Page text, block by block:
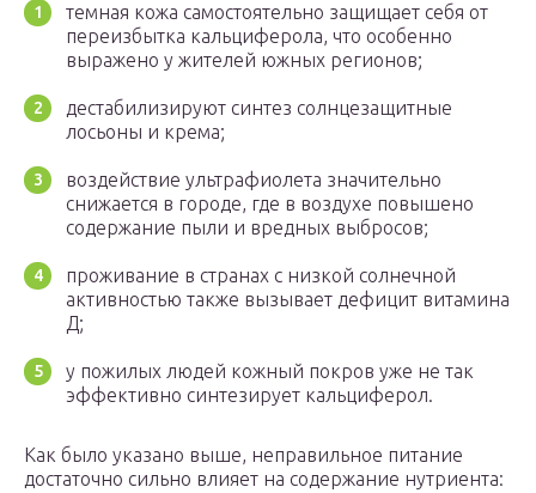
темная кожа самостоятельно защищает себя от
переизбытка кальциферола, что особенно
выражено у жителей южных регионов;
дестабилизируют синтез солнцезащитные
лосьоны и крема;
воздействие ультрафиолета значительно
снижается в городе, где в воздухе повышено
содержание пыли и вредных выбросов;
проживание в странах с низкой солнечной
активностью также вызывает дефицит витамина
Д;
у пожилых людей кожный покров уже не так
эффективно синтезирует кальциферол.
Как было указано выше, неправильное питание
достаточно сильно влияет на содержание нутриента: